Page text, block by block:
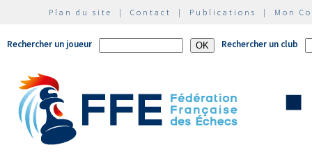
Plan du site | Contact | Publications | Mon
Rechercher un joueur Rechercher un club